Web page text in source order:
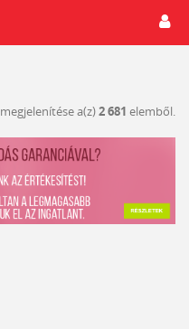
megjelenítése a(z)2 681 elemből.